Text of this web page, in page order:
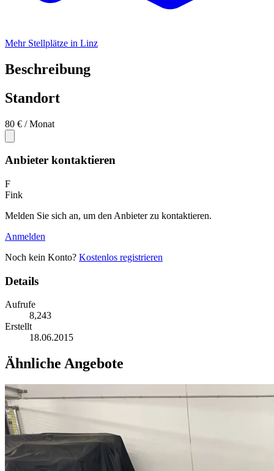
Mehr Stellplätze in Linz
Beschreibung
Standort
80 € / Monat
Anbieter kontaktieren
F
Fink
Melden Sie sich an, um den Anbieter zu kontaktieren.
Anmelden
Noch kein Konto? Kostenlos registrieren
Details
Aufrufe
8,243
Erstellt
18.06.2015
Ähnliche Angebote